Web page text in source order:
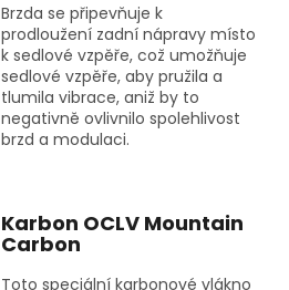
Brzda se připevňuje k
prodloužení zadní nápravy místo
k sedlové vzpěře, což umožňuje
sedlové vzpěře, aby pružila a
tlumila vibrace, aniž by to
negativně ovlivnilo spolehlivost
brzd a modulaci.
Karbon OCLV Mountain
Carbon
Toto speciální karbonové vlákno